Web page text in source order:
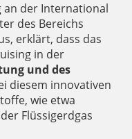
an der International
des Bereichs
erklärt, dass das
in der
und des
diesem innovativen
wie etwa
Flüssigerdgas